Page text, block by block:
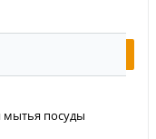
мытья посуды